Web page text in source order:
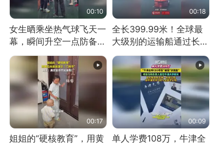
00:10
女生晒乘坐热气球飞天一
幕，瞬间升空一点防备都
没有
00:18
全长399.99米！全球最
大级别的运输船通过长江
大桥这一幕，太震撼了！
00:17
姐姐的“硬核教育”，用黄
00:09
单人学费108万，牛津全